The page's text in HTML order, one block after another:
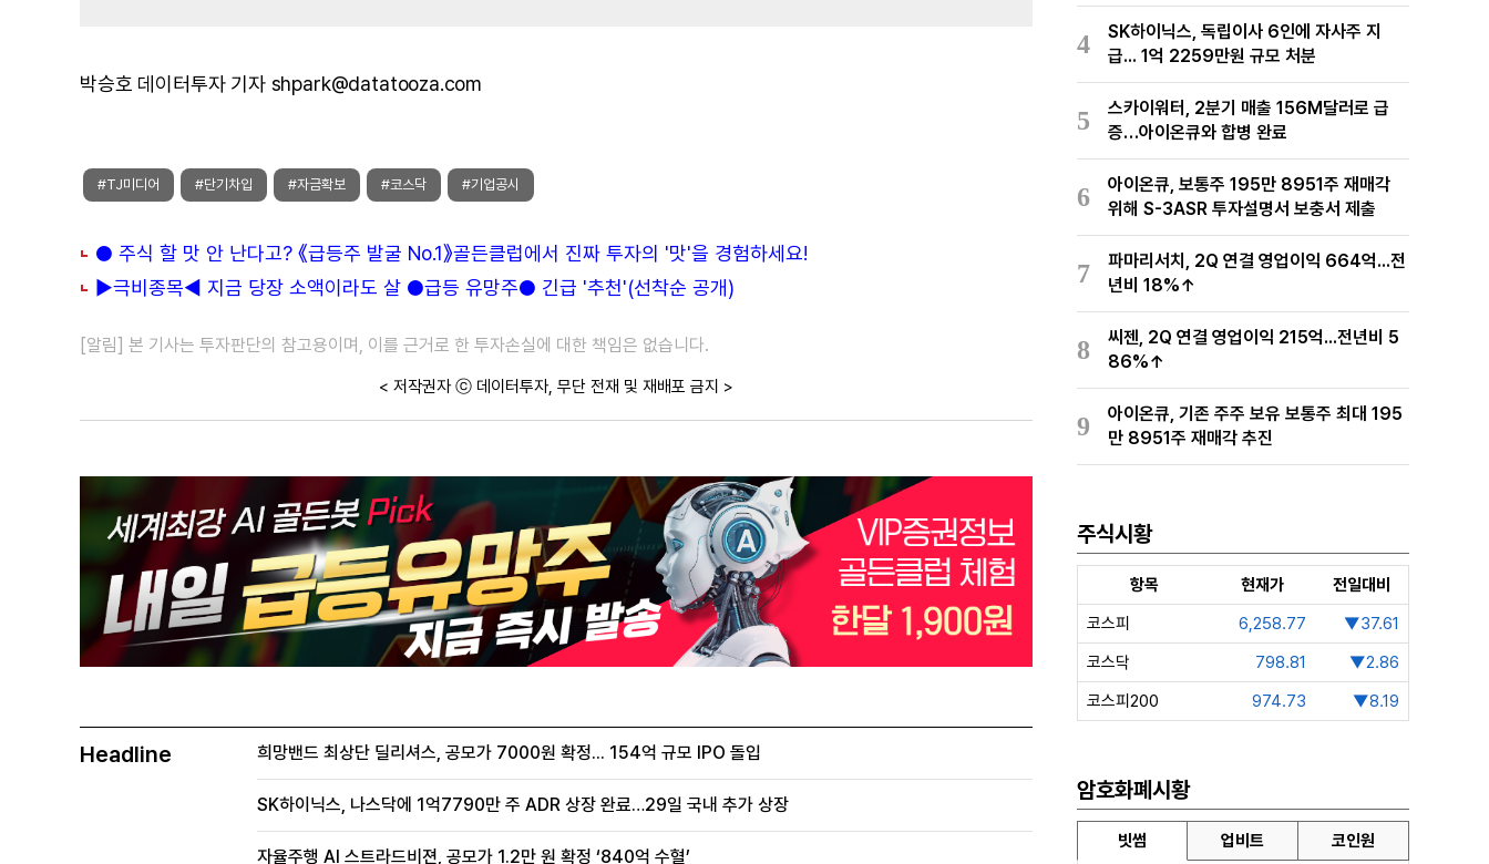
박승호 데이터투자 기자 shpark@datatooza.com
#TJ미디어 #단기차입 #자금확보 #코스닥 #기업공시
● 주식 할 맛 안 난다고? 《급등주 발굴 No.1》골든클럽에서 진짜 투자의 '맛'을 경험하세요!
▶극비종목◀ 지금 당장 소액이라도 살 ●급등 유망주● 긴급 '추천'(선착순 공개)
[알림] 본 기사는 투자판단의 참고용이며, 이를 근거로 한 투자손실에 대한 책임은 없습니다.
< 저작권자 ⓒ 데이터투자, 무단 전재 및 재배포 금지 >
Headline 희망밴드 최상단 딜리셔스, 공모가 7000원 확정... 154억 규모 IPO 돌입
SK하이닉스, 나스닥에 1억7790만 주 ADR 상장 완료…29일 국내 추가 상장
자율주행 AI 스트라드비젼, 공모가 1.2만 원 확정 ‘840억 수혈’
4
SK하이닉스, 독립이사 6인에 자사주 지
급... 1억 2259만원 규모 처분
5
스카이워터, 2분기 매출 156M달러로 급
증…아이온큐와 합병 완료
6
아이온큐, 보통주 195만 8951주 재매각
위해 S-3ASR 투자설명서 보충서 제출
7
파마리서치, 2Q 연결 영업이익 664억...전
년비 18%↑
8
씨젠, 2Q 연결 영업이익 215억...전년비 5
86%↑
9
아이온큐, 기존 주주 보유 보통주 최대 195
만 8951주 재매각 추진
주식시황
항목 현재가
전일대비
코스피
6,258.77
▼37.61
코스닥
798.81
▼2.86
코스피200
974.73 ▼8.19
암호화폐시황
빗썸 업비트 코인원